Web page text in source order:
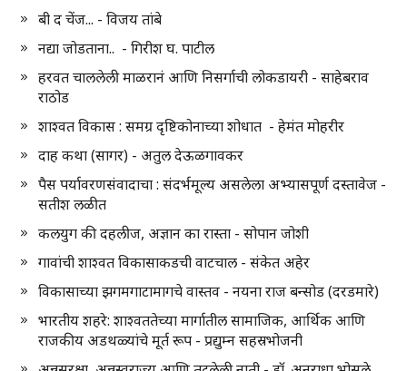
बी द चेंज... - विजय तांबे
नद्या जोडताना.. - गिरीश घ. पाटील
हरवत चाललेली माळरानं आणि निसर्गाची लोकडायरी - साहेबराव
राठोड
शाश्वत विकास : समग्र दृष्टिकोनाच्या शोधात - हेमंत मोहरीर
दाह कथा (सागर) - अतुल देऊळगावकर
पैस पर्यावरणसंवादाचा : संदर्भमूल्य असलेला अभ्यासपूर्ण दस्तावेज -
सतीश लळीत
कलयुग की दहलीज, अज्ञान का रास्ता - सोपान जोशी
गावांची शाश्वत विकासाकडची वाटचाल - संकेत अहेर
विकासाच्या झगमगाटामागचे वास्तव - नयना राज बन्सोड (दरडमारे)
भारतीय शहरे: शाश्वततेच्या मार्गातील सामाजिक, आर्थिक आणि
राजकीय अडथळ्यांचे मूर्त रूप - प्रद्युम्न सहस्रभोजनी